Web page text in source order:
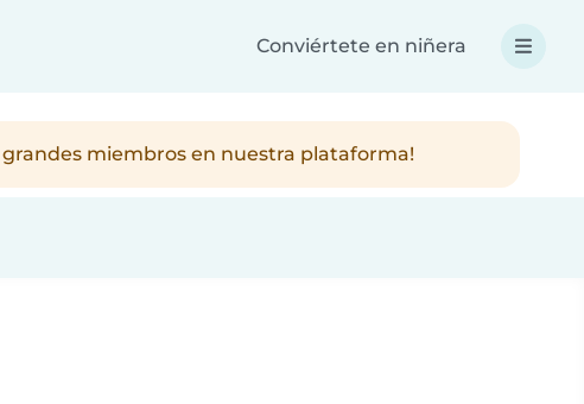
Conviértete en niñera
miembros en nuestra plataforma!